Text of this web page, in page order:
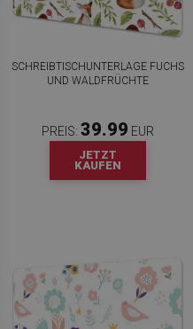
SCHREIBTISCHUNTERLAGE FUCHS
UND WALDFRÜCHTE
PREIS: 39.99 EUR
JETZT
KAUFEN